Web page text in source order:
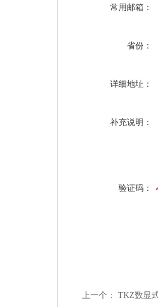
常用邮箱：
省份：
详细地址：
补充说明：
验证码：
上一个： TKZ数显